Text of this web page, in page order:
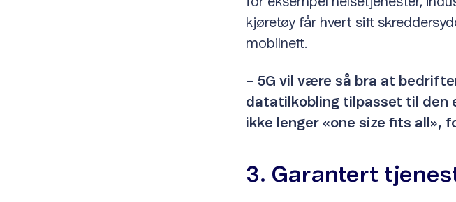
kjøretøy får hvert sitt
mobilnett.
– 5G vil være så bra at
datatilkobling tilpasset til den
ikke lenger «one size fits all»,
3. Garantert